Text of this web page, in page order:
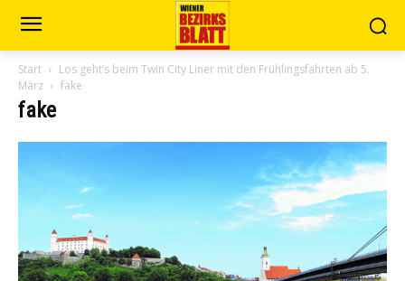
Start
Los geht’s beim Twin City Liner mit den Frühlingsfahrten ab 5.
März
fake
fake